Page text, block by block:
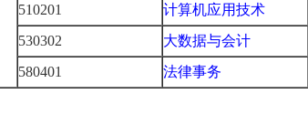
510201 计算机应用技术
530302
大数据与会计
580401
法律事务